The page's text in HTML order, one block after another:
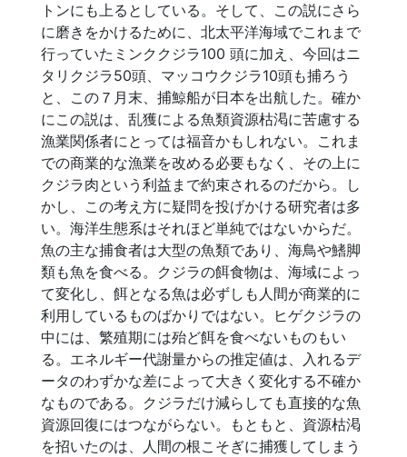
トンにも上るとしている。そして、この説にさら
に磨きをかけるために、北太平洋海域でこれまで
行っていたミンククジラ100 頭に加え、今回はニ
タリクジラ50頭、マッコウクジラ10頭も捕ろう
と、この７月末、捕鯨船が日本を出航した。確か
にこの説は、乱獲による魚類資源枯渇に苦慮する
漁業関係者にとっては福音かもしれない。これま
での商業的な漁業を改める必要もなく、その上に
クジラ肉という利益まで約束されるのだから。し
かし、この考え方に疑問を投げかける研究者は多
い。海洋生態系はそれほど単純ではないからだ。
魚の主な捕食者は大型の魚類であり、海鳥や鰭脚
類も魚を食べる。クジラの餌食物は、海域によっ
て変化し、餌となる魚は必ずしも人間が商業的に
利用しているものばかりではない。ヒゲクジラの
中には、繁殖期には殆ど餌を食べないものもい
る。エネルギー代謝量からの推定値は、入れるデ
ータのわずかな差によって大きく変化する不確か
なものである。クジラだけ減らしても直接的な魚
資源回復にはつながらない。もともと、資源枯渇
を招いたのは、人間の根こそぎに捕獲してしまう